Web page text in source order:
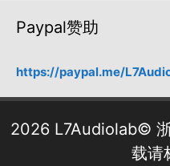
Paypal赞助
https://paypal.me/
2026 L7Audiolab©
载请